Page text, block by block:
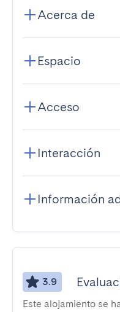
Acerca de
Espacio
Acceso
Interacción
Información
3.9
Este alojamiento se